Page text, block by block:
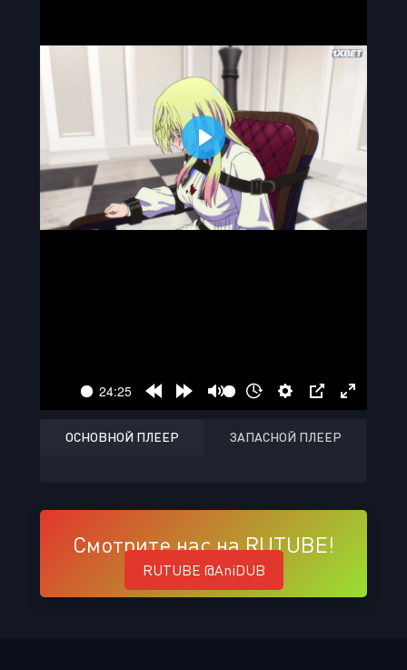
ОСНОВНОЙ ПЛЕЕР ЗАПАСНОЙ ПЛЕЕР
Смотрите нас на RUTUBE!
RUTUBE @AniDUB